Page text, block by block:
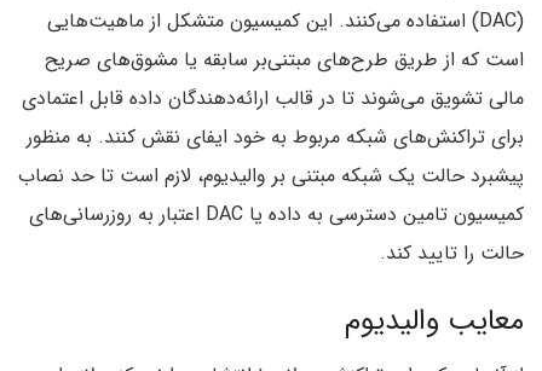
(DAC‌) استفاده می‌کنند. این کمیسیون متشکل از ماهیت‌هایی
است که از طریق طرح‌های مبتنی‌بر سابقه یا مشوق‌های صریح
مالی تشویق می‌شوند تا در قالب ارائه‌دهندگان داده قابل اعتمادی
برای تراکنش‌های شبکه مربوط به خود ایفای نقش کنند. به منظور
پیشبرد حالت یک شبکه مبتنی بر والیدیوم‌، لازم است تا حد نصاب
کمیسیون تامین دسترسی به داده یا DAC اعتبار به روزرسانی‌های
حالت را تایید کند.
معایب والیدیوم